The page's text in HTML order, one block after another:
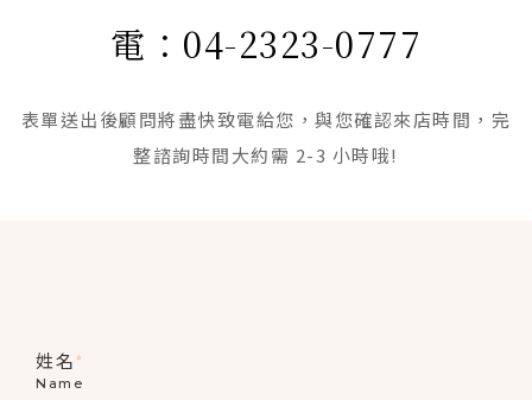
電：04-2323-0777
表單送出後顧問將盡快致電給您，與您確認來店時間，完
整諮詢時間大約需 2-3 小時哦!
姓名*
Name